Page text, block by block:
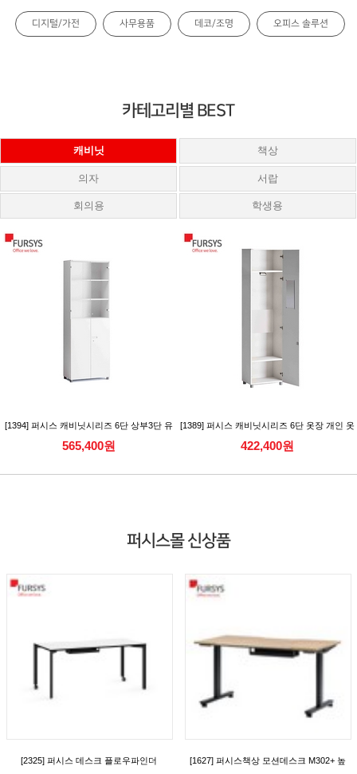
디지털/가전 사무용품 데코/조명 오피스 솔루션
카테고리별 BEST
캐비닛 책상
의자 서랍
회의용 학생용
[1394] 퍼시스 캐비닛시리즈 6단 상부3단 유
[CAC386AGN_CAC386AGKN]
565,400원
[1389] 퍼시스 캐비닛시리즈 6단 옷장 개인 옷
422,400원
퍼시스몰 신상품
[2325] 퍼시스 데스크 플로우파인더
[1627] 퍼시스책상 모션데스크 M302+ 높